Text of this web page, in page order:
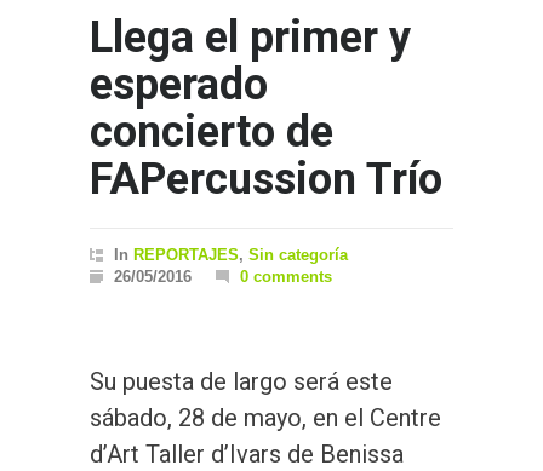
Llega el primer y
esperado
concierto de
FAPercussion Trío
In REPORTAJES, Sin categoría
26/05/2016
0 comments
Su puesta de largo será este
sábado, 28 de mayo, en el Centre
d’Art Taller d’Ivars de Benissa